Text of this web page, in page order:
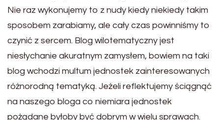
Nie raz wykonujemy to z nudy kiedy niekiedy takim
sposobem zarabiamy, ale cały czas powinniśmy to
czynić z sercem. Blog wilotematyczny jest
niesłychanie akuratnym zamysłem, bowiem na taki
blog wchodzi multum jednostek zainteresowanych
różnorodną tematyką. Jeżeli reflektujemy ściągnąć
na naszego bloga co niemiara jednostek
pożądane byłoby być dobrym w wielu sprawach.